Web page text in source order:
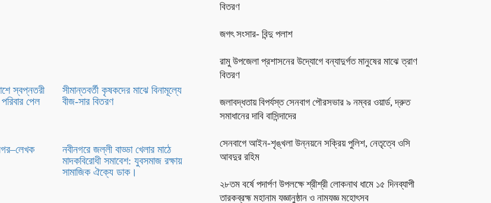
স্বপ্নতরী
পেল
সীমান্তবর্তী কৃষকদের মাঝে বিনামূল্যে
বীজ-সার বিতরণ
নবীনগরে জল্লী বাড্ডা খেলার মাঠে
মাদকবিরোধী সমাবেশ: যুবসমাজ রক্ষায়
সামাজিক ঐক্যে ডাক।
বিতরণ
জগৎ সংসার- বিন্দু পলাশ
রামু উপজেলা প্রশাসনের উদ্যোগে বন্যাদুর্গত মানুষের মাঝে ত্রাণ
বিতরণ
জলাবদ্ধতায় বিপর্যস্ত সেনবাগ পৌরসভার ৯ নম্বর ওয়ার্ড, দ্রুত
সমাধানের দাবি বাসিন্দাদের
সেনবাগে আইন-শৃঙ্খলা উন্নয়নে সক্রিয় পুলিশ, নেতৃত্বে ওসি
আবদুর রহিম
২৮তম বর্ষে পদার্পণ উপলক্ষে শ্রীশ্রী লোকনাথ ধামে ১৫ দিনব্যাপী
তারকব্রহ্ম মহানাম যজ্ঞানুষ্ঠান ও নামযজ্ঞ মহোৎসব